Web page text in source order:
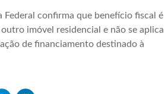
Federal confirma que benefício fiscal é
imóvel residencial e não se aplica
de financiamento destinado à